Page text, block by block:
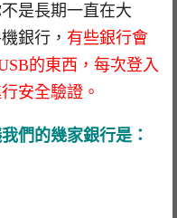
是長期一直在大
銀行， 有些銀行會
的東西，每次登入
安全驗證。
們的幾家銀行是：